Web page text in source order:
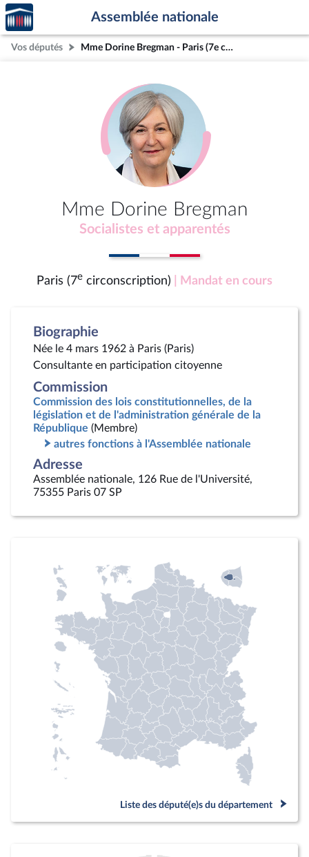
Aller au contenu
Aller en bas de la page
Accèder
à la
page
d'accueil
Assemblée nationale
Vos députés Mme Dorine Bregman - Paris (7e circonscription)
Mme Dorine Bregman
Socialistes et apparentés
Paris (7e circonscription) | Mandat en cours
Biographie
Née le 4 mars 1962 à Paris (Paris)
Consultante en participation citoyenne
Commission
Commission des lois constitutionnelles, de la
législation et de l'administration générale de la
République (Membre)
autres fonctions à l'Assemblée nationale
Adresse
Assemblée nationale, 126 Rue de l'Université,
75355 Paris 07 SP
Liste des député(e)s du département